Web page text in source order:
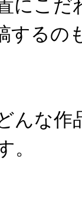
にこだ
するの
んな作
。